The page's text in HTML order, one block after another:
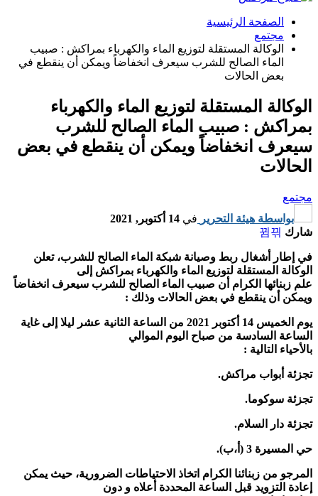
الصفحة الرئيسية
مجتمع
الوكالة المستقلة لتوزيع الماء والكهرباء بمراكش : صبيب
الماء الصالح للشرب سيعرف انخفاضاً ويمكن أن ينقطع في
بعض الحالات
الوكالة المستقلة لتوزيع الماء والكهرباء
بمراكش : صبيب الماء الصالح للشرب
سيعرف انخفاضاً ويمكن أن ينقطع في بعض
الحالات
مجتمع
بواسطة هيئة التحرير في 14 أكتوبر, 2021
شارك
في إطار أشغال ربط وصيانة شبكة الماء الصالح للشرب، تعلن
الوكالة المستقلة لتوزيع الماء والكهرباء بمراكش إلى
علم زبنائها الكرام أن صبيب الماء الصالح للشرب سيعرف انخفاضاً
ويمكن أن ينقطع في بعض الحالات وذلك :
يوم الخميس 14 أكتوبر 2021 من الساعة الثانية عشر ليلا إلى غاية
الساعة السادسة من صباح اليوم الموالي
بالأحياء التالية :
تجزئة أبواب مراكش.
تجزئة سوكوما.
تجزئة دار السلام.
حي المسيرة 3 (أ،ب).
المرجو من زبنائنا الكرام اتخاذ الاحتياطات الضرورية، حيث يمكن
إعادة التزويد قبل الساعة المحددة أعلاه و دون